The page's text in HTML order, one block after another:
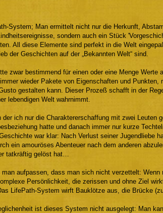
System; Man ermittelt nicht nur die Herkunft,
sondern auch ein Stück
All diese Elemente sind perfekt in die Welt
der Geschichten auf der „Bekannten Welt“ sind.
zwar bestimmend für einen oder eine Menge Werte
wieder Pakete von Eigenschaften und Punkten,
gestalten kann. Dieser Prozeß schafft in der
lebendigen Welt wahrnimmt.
der ich nur die Charaktererschaffung mit zwei Leuten
hatte und danach immer nur kurze
war klar: Nach Verlust seiner Jugendliebe
ein amouröses Abenteuer nach dem anderen
tatkräftig gelöst hat…
aufpassen, dass man sich nicht verzettelt:
Persönlichkeit, die zerissen und ohne Ziel
LifePath-System wirft Bauklötze aus, die Brücke
ist dieses System nicht ausgelegt: Man